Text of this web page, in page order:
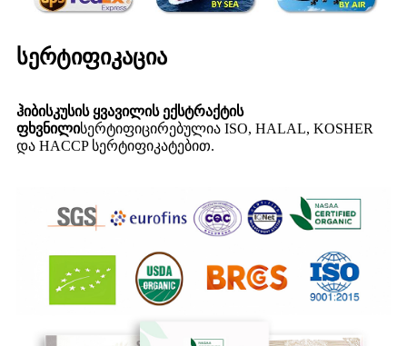
სერტიფიკაცია
ჰიბისკუსის ყვავილის ექსტრაქტის
ფხვნილისერტიფიცირებულია ISO, HALAL, KOSHER
და HACCP სერტიფიკატებით.